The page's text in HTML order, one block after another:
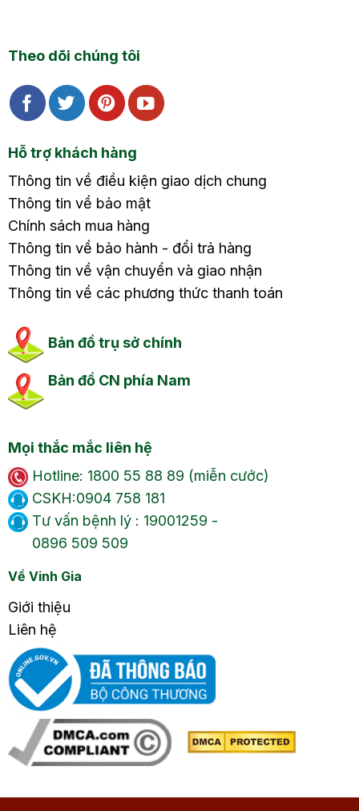
Theo dõi chúng tôi
Hỗ trợ khách hàng
Thông tin về điều kiện giao dịch chung
Thông tin về bảo mật
Chính sách mua hàng
Thông tin về bảo hành - đổi trả hàng
Thông tin về vận chuyển và giao nhận
Thông tin về các phương thức thanh toán
Bản đồ trụ sở chính
Bản đồ CN phía Nam
Mọi thắc mắc liên hệ
Hotline: 1800 55 88 89 (miễn cước)
CSKH:0904 758 181
Tư vấn bệnh lý : 19001259 -
0896 509 509
Về Vinh Gia
Giới thiệu
Liên hệ